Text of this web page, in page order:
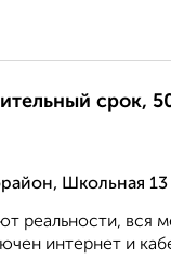
срок,
Школьная 13
реальности, вся
интернет и